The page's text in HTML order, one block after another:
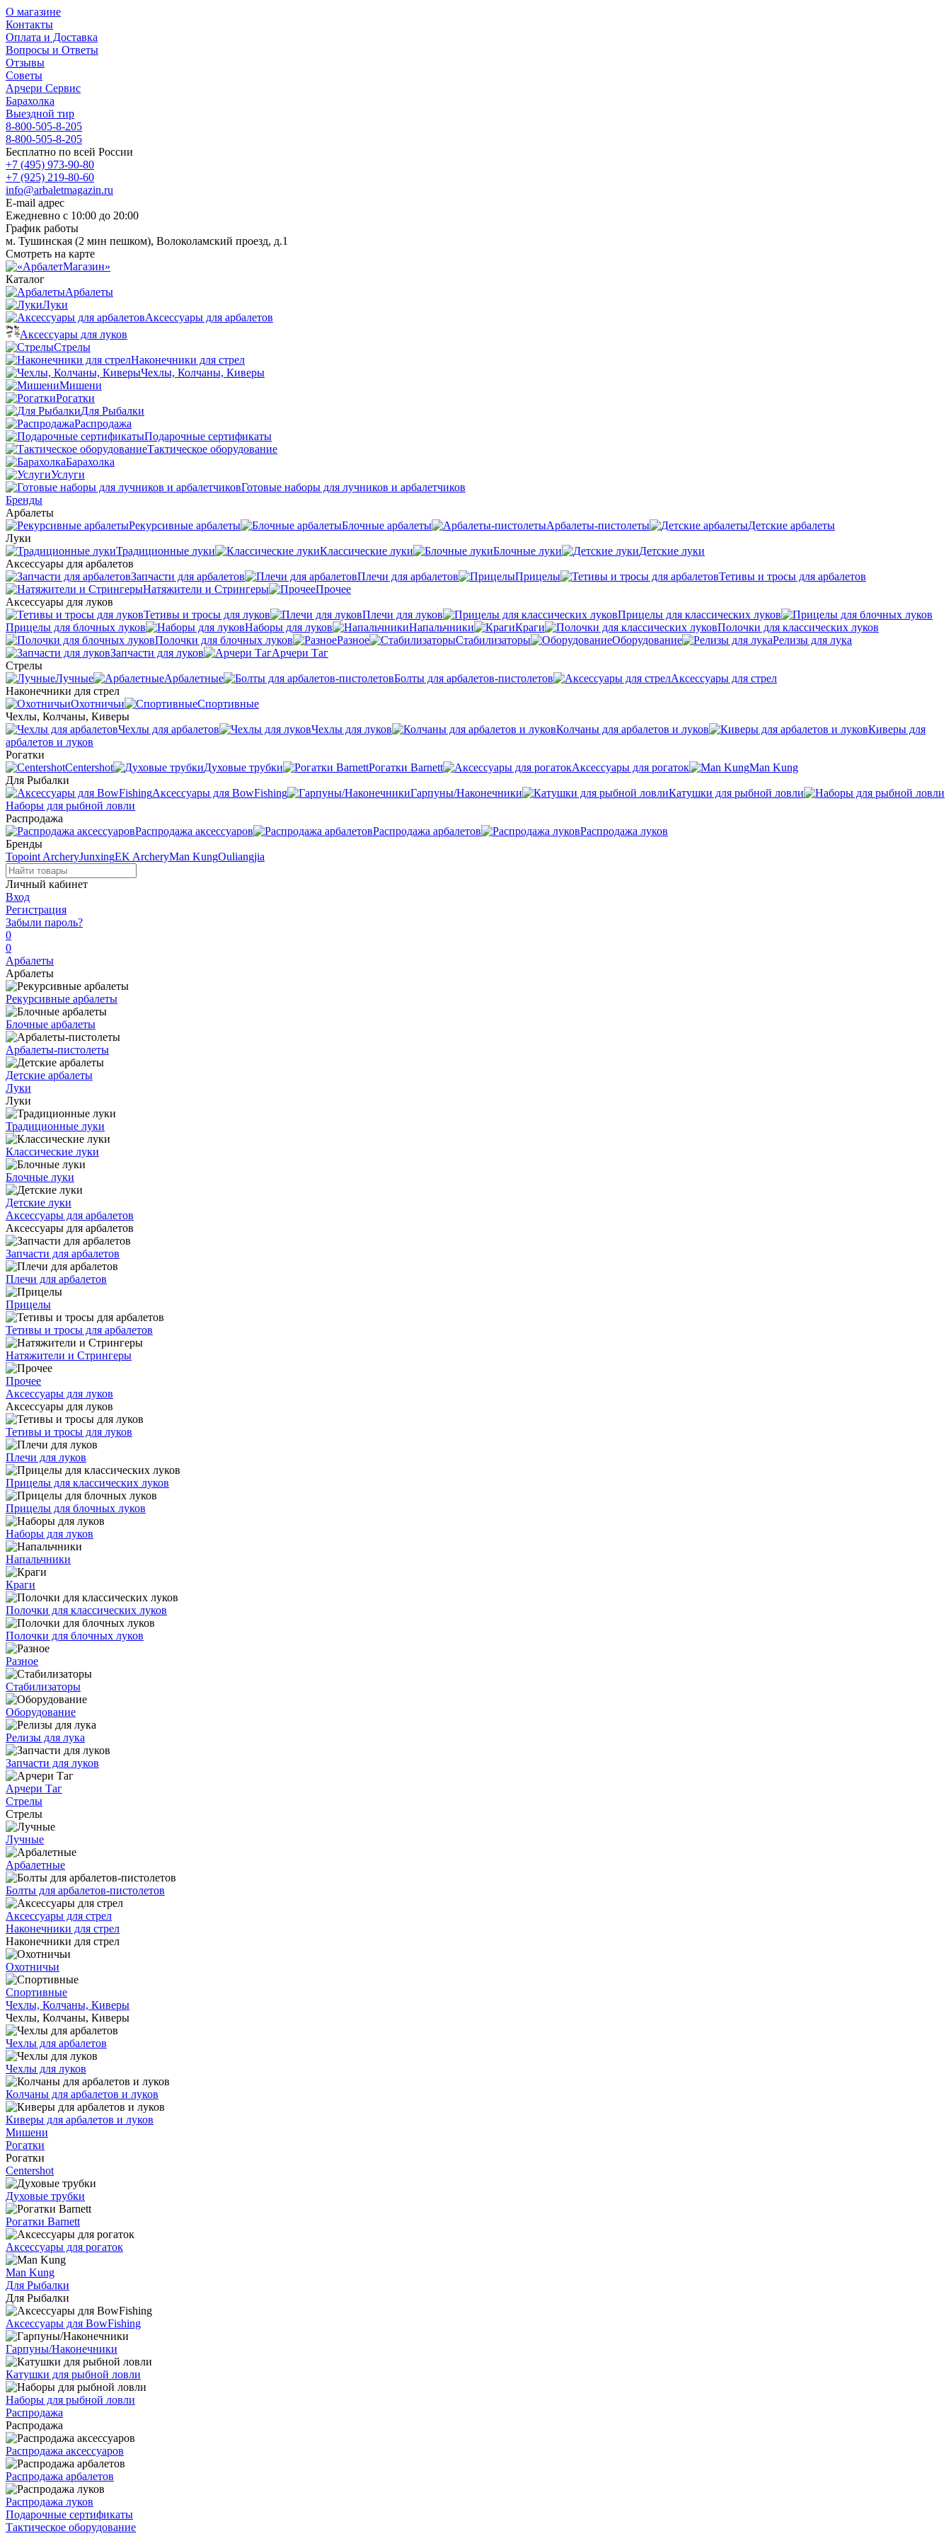
О магазине
Контакты
Оплата и Доставка
Вопросы и Ответы
Отзывы
Советы
Арчери Сервис
Барахолка
Выездной тир
8-800-505-8-205
8-800-505-8-205
Бесплатно по всей России
+7 (495) 973-90-80
+7 (925) 219-80-60
info@arbaletmagazin.ru
E-mail адрес
Ежедневно с 10:00 до 20:00
График работы
м. Тушинская (2 мин пешком), Волоколамский проезд, д.1
Смотреть на карте
Каталог
Арбалеты
Луки
Аксессуары для арбалетов
Аксессуары для луков
Стрелы
Наконечники для стрел
Чехлы, Колчаны, Киверы
Мишени
Рогатки
Для Рыбалки
Распродажа
Подарочные сертификаты
Тактическое оборудование
Барахолка
Услуги
Готовые наборы для лучников и арбалетчиков
Бренды
Арбалеты
Рекурсивные арбалеты
Блочные арбалеты Арбалеты-пистолеты
Детские арбалеты
Луки
Традиционные луки
Классические луки Блочные луки
Детские луки
Аксессуары для арбалетов
Запчасти для арбалетов
Плечи для арбалетов Прицелы
Тетивы и тросы для арбалетов
Натяжители и Стрингеры
Прочее
Аксессуары для луков
Тетивы и тросы для луков
Плечи для луков
Прицелы для классических луков
Прицелы для блочных луков
Наборы для луков Напальчники Краги
Полочки для классических луков
Полочки для блочных луков
Разное Стабилизаторы Оборудование
Релизы для лука
Запчасти для луков
Арчери Таг
Стрелы
Лучные
Арбалетные Болты для арбалетов-пистолетов
Аксессуары для стрел
Наконечники для стрел
Охотничьи
Спортивные
Чехлы, Колчаны, Киверы
Чехлы для арбалетов
Чехлы для луков Колчаны для арбалетов и луков
Киверы для
арбалетов и луков
Рогатки
Centershot
Духовые трубки Рогатки Barnett Аксессуары для рогаток
Man Kung
Для Рыбалки
Аксессуары для BowFishing
Гарпуны/Наконечники
Катушки для рыбной ловли
Наборы для рыбной ловли
Распродажа
Распродажа аксессуаров
Распродажа арбалетов
Распродажа луков
Бренды
Topoint ArcheryJunxingEK ArcheryMan KungOuliangjia
Личный кабинет
Вход
Регистрация
Забыли пароль?
0
0
Арбалеты
Арбалеты
Рекурсивные арбалеты
Блочные арбалеты
Арбалеты-пистолеты
Детские арбалеты
Луки
Луки
Традиционные луки
Классические луки
Блочные луки
Детские луки
Аксессуары для арбалетов
Аксессуары для арбалетов
Запчасти для арбалетов
Плечи для арбалетов
Прицелы
Тетивы и тросы для арбалетов
Натяжители и Стрингеры
Прочее
Аксессуары для луков
Аксессуары для луков
Тетивы и тросы для луков
Плечи для луков
Прицелы для классических луков
Прицелы для блочных луков
Наборы для луков
Напальчники
Краги
Полочки для классических луков
Полочки для блочных луков
Разное
Стабилизаторы
Оборудование
Релизы для лука
Запчасти для луков
Арчери Таг
Стрелы
Стрелы
Лучные
Арбалетные
Болты для арбалетов-пистолетов
Аксессуары для стрел
Наконечники для стрел
Наконечники для стрел
Охотничьи
Спортивные
Чехлы, Колчаны, Киверы
Чехлы, Колчаны, Киверы
Чехлы для арбалетов
Чехлы для луков
Колчаны для арбалетов и луков
Киверы для арбалетов и луков
Мишени
Рогатки
Рогатки
Centershot
Духовые трубки
Рогатки Barnett
Аксессуары для рогаток
Man Kung
Для Рыбалки
Для Рыбалки
Аксессуары для BowFishing
Гарпуны/Наконечники
Катушки для рыбной ловли
Наборы для рыбной ловли
Распродажа
Распродажа
Распродажа аксессуаров
Распродажа арбалетов
Распродажа луков
Подарочные сертификаты
Тактическое оборудование